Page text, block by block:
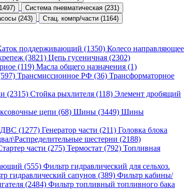
Система пневматическая (231)
(243)
Стац. компр/части (1164)
поддерживающий (1350) Колесо направляющее
(3821) Цепь гусеничная (2302)
(119) Масла общего назначения (1)
Трансмиссионное РФ (36) Трансформаторное
(2315) Стойка рыхлителя (118) Элемент дробящий
цепи (68) Шины (3449) Шины
ДВС (1277) Генератор части (211) Головка блока
шестерни (2188)
части (275) Термостат (792) Топливная
(555) Фильтр гидравлический для сельхоз.
гидравлический сапунов (389) Фильтр кабины/
(2484) Фильтр топливный топливного бака